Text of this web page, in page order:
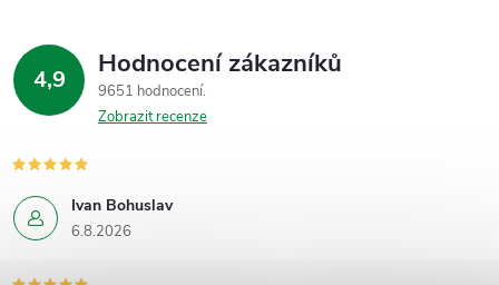
4,9 Hodnocení zákazníků
9651 hodnocení
Zobrazit recenze
Ivan Bohuslav
6.8.2026